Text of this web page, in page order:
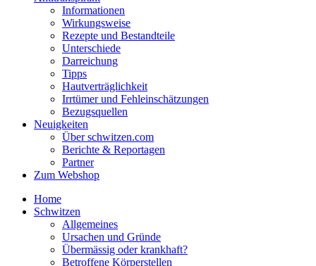
Informationen
Wirkungsweise
Rezepte und Bestandteile
Unterschiede
Darreichung
Tipps
Hautverträglichkeit
Irrtümer und Fehleinschätzungen
Bezugsquellen
Neuigkeiten
Über schwitzen.com
Berichte & Reportagen
Partner
Zum Webshop
Home
Schwitzen
Allgemeines
Ursachen und Gründe
Übermässig oder krankhaft?
Betroffene Körperstellen